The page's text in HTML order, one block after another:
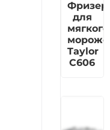
Фризер
для
мягкого
Taylor
C606